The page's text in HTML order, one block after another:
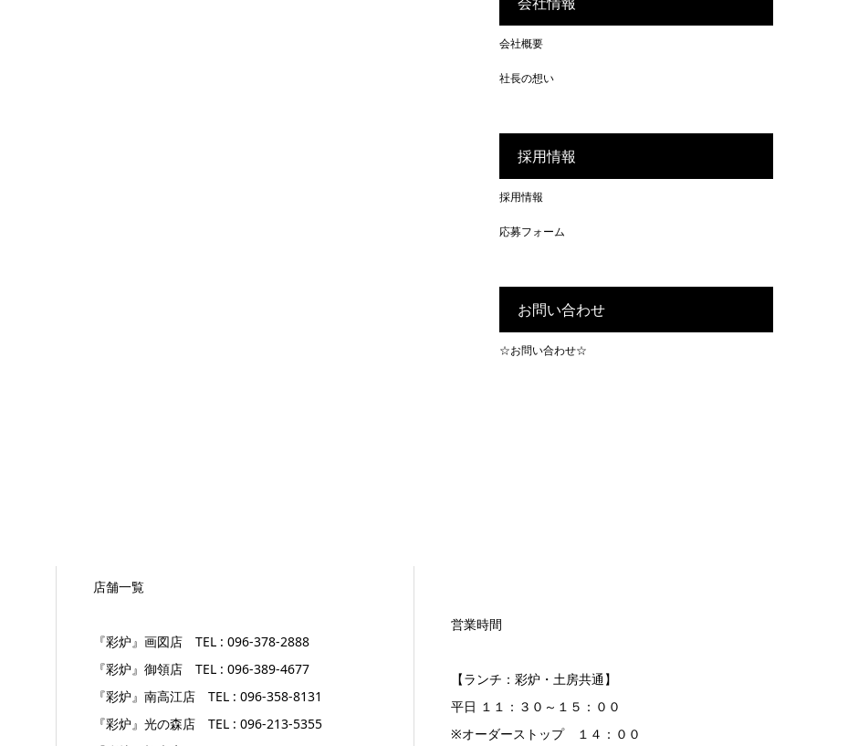
会社概要
社長の想い
採用情報
採用情報
応募フォーム
お問い合わせ
☆お問い合わせ☆
店舗一覧
『彩炉』画図店 TEL : 096-378-2888
『彩炉』御領店 TEL : 096-389-4677
『彩炉』南高江店 TEL : 096-358-8131
『彩炉』光の森店 TEL : 096-213-5355
営業時間
【ランチ：彩炉・土房共通】
平日 １１：３０～１５：００
※オーダーストップ １４：００